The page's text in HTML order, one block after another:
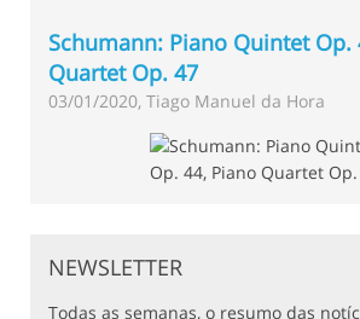
Schumann: Piano Quintet Op.
Quartet Op. 47
03/01/2020, Tiago Manuel da Hora
NEWSLETTER
Todas as semanas, o resumo das